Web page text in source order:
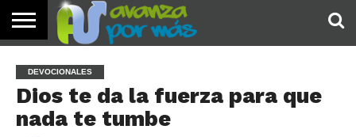
PALABRA
DE HOY
DEVOCIONALES
NOTICIAS
TESTIMONIOS
ORACIONES
SOBRE
NOSOTROS
IMÁGENES
DEVOCIONALES
Dios te da la fuerza para que
nada te tumbe